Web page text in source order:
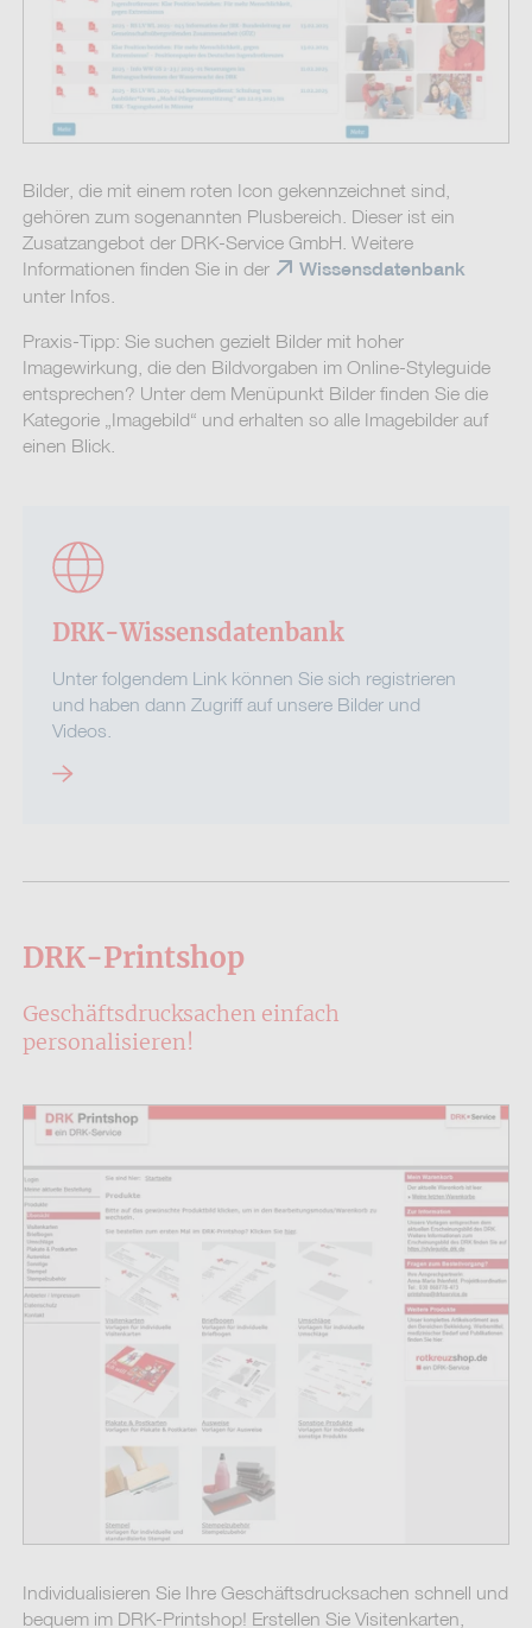
Bilder, die mit einem roten Icon gekennzeichnet sind,
gehören zum sogenannten Plusbereich. Dieser ist ein
Zusatzangebot der DRK-Service GmbH. Weitere
Informationen finden Sie in der
Wissensdatenbank
unter Infos.
Praxis-Tipp: Sie suchen gezielt Bilder mit hoher
Imagewirkung, die den Bildvorgaben im Online-Styleguide
entsprechen? Unter dem Menüpunkt Bilder finden Sie die
Kategorie „Imagebild“ und erhalten so alle Imagebilder auf
einen Blick.
DRK-Wissensdatenbank
Unter folgendem Link können Sie sich registrieren
und haben dann Zugriff auf unsere Bilder und
Videos.
DRK-Printshop
Geschäftsdrucksachen einfach
personalisieren!
Individualisieren Sie Ihre Geschäftsdrucksachen schnell und
bequem im DRK-Printshop! Erstellen Sie Visitenkarten,